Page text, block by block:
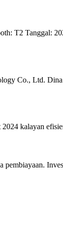
T2 Tanggal:
Co., Ltd.
kalayan